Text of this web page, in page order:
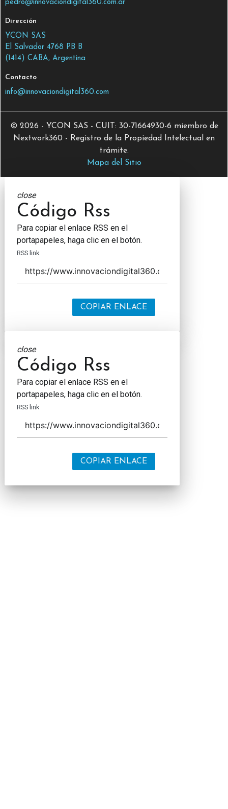
pedro@innovaciondigital360.com.ar
Dirección
YCON SAS
El Salvador 4768 PB B
(1414) CABA, Argentina
Contacto
info@innovaciondigital360.com
© 2026 - YCON SAS - CUIT: 30-71664930-6 miembro de
Nextwork360 - Registro de la Propiedad Intelectual en
trámite.
Mapa del Sitio
close
Código Rss
Para copiar el enlace RSS en el
portapapeles, haga clic en el botón.
RSS link
COPIAR ENLACE
close
Código Rss
Para copiar el enlace RSS en el
portapapeles, haga clic en el botón.
RSS link
COPIAR ENLACE